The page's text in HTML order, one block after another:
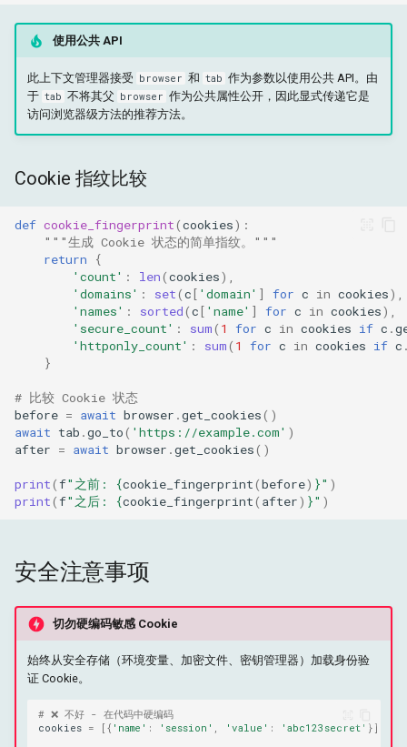
使用公共 API
此上下文管理器接受 browser 和 tab 作为参数以使用公共 API。由
于 tab 不将其父 browser 作为公共属性公开，因此显式传递它是
访问浏览器级方法的推荐方法。
Cookie 指纹比较
def cookie_fingerprint(cookies):
"""生成 Cookie 状态的简单指纹。"""
return
{
'count' : len(cookies),
'domains' : set(c[ 'domain' ] for c in cookies),
'names' : sorted(c[ 'name' ] for c in cookies),
'secure_count' : sum( 1 for c in cookies if c .
'httponly_count' : sum( 1 for c in cookies if c
}
# 比较 Cookie 状态
before = await browser .get_cookies()
await tab .go_to( 'https://example.com' )
after = await browser .get_cookies()
print(f"之前: {cookie_fingerprint(before) }" )
print(f"之后: {cookie_fingerprint( after) }" )
安全注意事项
切勿硬编码敏感 Cookie
始终从安全存储（环境变量、加密文件、密钥管理器）加载身份验
证 Cookie。
# ❌ 不好 - 在代码中硬编码
cookies = [{ 'name' : 'session' 'value' : 'abc123secret' }]